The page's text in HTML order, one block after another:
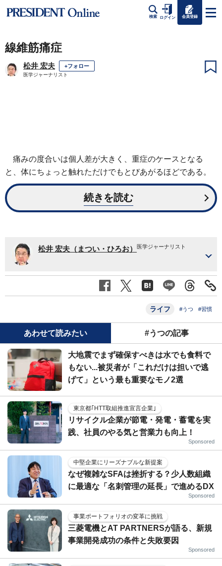
検索 ログイン 会員登録
線維筋痛症
松井 宏夫 +フォロー
医学ジャーナリスト
痛みの度合いは個人差が大きく、重症のケースとなる
と、体にちょっと触れただけでもとびあがるほどである。
続きを読む
松井 宏夫（まつい・ひろお） 医学ジャーナリスト
ライフ #うつ #習慣
あわせて読みたい #うつの記事
大地震でまず確保すべきは水でも食料で
もない...被災者が「これだけは担いで逃
げて」という最も重要なモノ2選
東京都｢HTT取組推進宣言企業｣
リサイクル企業が節電・発電・蓄電を実
践、社員のやる気と営業力も向上！
Sponsored
中堅企業にリーズナブルな新提案
なぜ複雑なSFAは挫折する？少人数組織
に最適な「名刺管理の延長」で進めるDX
Sponsored
事業ポートフォリオの変革に挑戦
三菱電機とAT PARTNERSが語る、新規
事業開発成功の条件と失敗要因
Sponsored